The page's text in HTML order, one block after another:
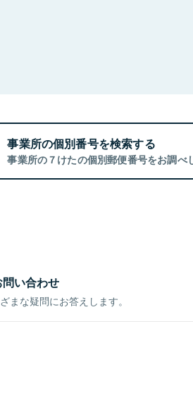
事業所の個別番号を検索する
事業所の７けたの個別郵便番号をお調べ
い合わせ
まな疑問にお答えします。